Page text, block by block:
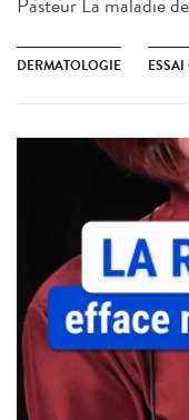
DERMATOLOGIE